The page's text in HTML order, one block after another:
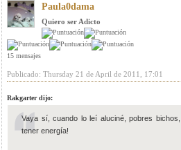
Paula0dama
Quiero ser Adicto
15 mensajes
Publicado: Thursday 21 de April de 2011, 17:01
Rakgarter dijo:
Vaya sí, cuando lo leí aluciné, pobres
tener energía!